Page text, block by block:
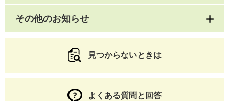
その他のお知らせ
見つからないときは
よくある質問と回答